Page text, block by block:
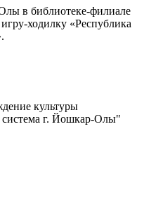
в библиотеке-филиале
ходилку «Республика
культуры
система г. Йошкар-Олы"